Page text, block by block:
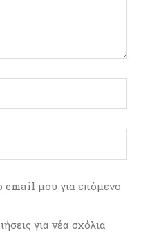
email μου για επόμενο
για νέα σχόλια